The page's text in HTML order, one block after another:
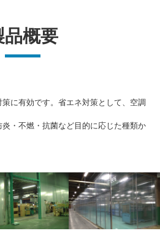
品概要
に有効です。省エネ対策として、空調
・不燃・抗菌など目的に応じた種類か